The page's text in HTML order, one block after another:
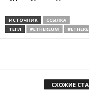
ИСТОЧНИК
ССЫЛКА
ТЕГИ
#ETHEREUM
СХОЖИЕ